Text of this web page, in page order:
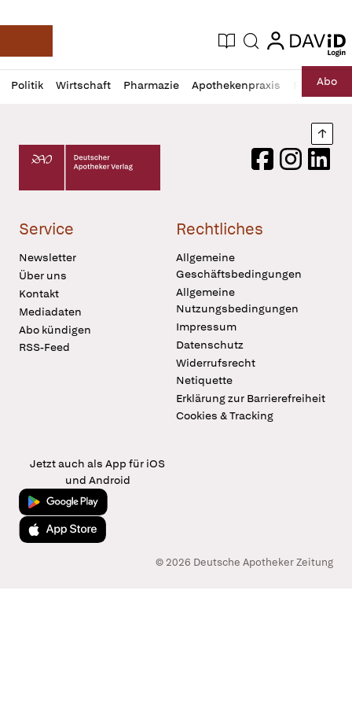
Deutsche Apotheker Zeitung
Aktuelle Ausgabe
Suche login
login
Politik Wirtschaft Pharmazie Apothekenpraxis RechtAbo
Profil
öffnen
Daz
Pur
Deutscher Apotheker Verlag Logo
FacebookInstagram
Service
Newsletter
Über uns
Kontakt
Mediadaten
Abo kündigen
RSS-Feed
Rechtliches
Allgemeine
Geschäftsbedingungen
Allgemeine
Nutzungsbedingungen
Impressum
Datenschutz
Widerrufsrecht
Netiquette
Erklärung zur Barrierefreiheit
Cookies & Tracking
Jetzt auch als App für iOS
und Android
Jetzt bei Google Play
Laden im App Store
© 2026 Deutsche Apotheker Zeitung